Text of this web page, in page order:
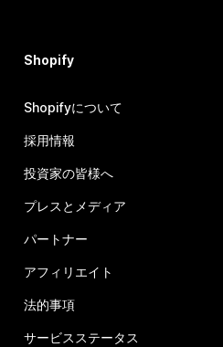
Shopify
Shopifyについて
採用情報
投資家の皆様へ
プレスとメディア
パートナー
アフィリエイト
法的事項
サービスステータス